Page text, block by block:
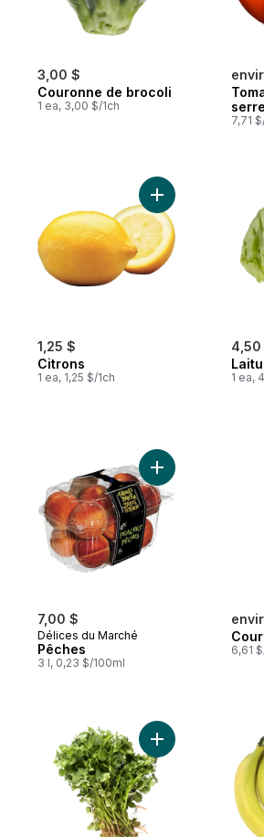
3,00 $
Couronne de brocoli
1 ea, 3,00 $/1ch
serre
7,71
1,25 $
Citrons
1 ea, 1,25 $/1ch
Ajouter Citrons
4,50
1 ea,
7,00 $
Délices du Marché
Pêches
3 l, 0,23 $/100ml
Ajouter Pêches
6,61
Ajouter Coriandre